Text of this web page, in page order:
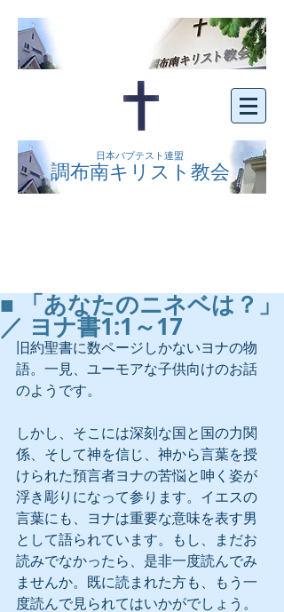
日本バプテスト連盟
調布南キリスト教会
■ 「あなたのニネベは？」
／ ヨナ書1:1～17
旧約聖書に数ページしかないヨナの物
語。一見、ユーモアな子供向けのお話
のようです。
しかし、そこには深刻な国と国の力関
係、そして神を信じ、神から言葉を授
けられた預言者ヨナの苦悩と呻く姿が
浮き彫りになって参ります。イエスの
言葉にも、ヨナは重要な意味を表す男
として語られています。もし、まだお
読みでなかったら、是非一度読んでみ
ませんか。既に読まれた方も、もう一
度読んで見られてはいかがでしょう。